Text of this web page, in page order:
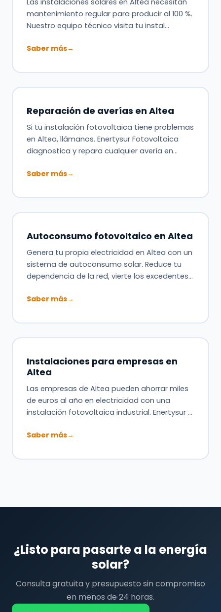
mantenimiento regular para producir al 100 %.
Nuestro equipo técnico visita tu instal…
Saber más→
Reparación de averías en Altea
Si tu instalación fotovoltaica tiene problemas
en Altea, llámanos. Enertysur Fotovoltaica
diagnostica y repara cualquier avería en…
Saber más→
Autoconsumo fotovoltaico en Altea
Genera tu propia electricidad en Altea con un
sistema de autoconsumo solar. Reduce tu
dependencia de la red, vierte los excedentes…
Saber más→
Instalaciones para empresas en
Altea
Las empresas de Altea pueden ahorrar miles
de euros al año en electricidad con una
instalación fotovoltaica industrial. Enertysur …
Saber más→
¿Listo para pasarte a la energía
solar?
Consulta gratuita y presupuesto sin compromiso
en menos de 24 horas.